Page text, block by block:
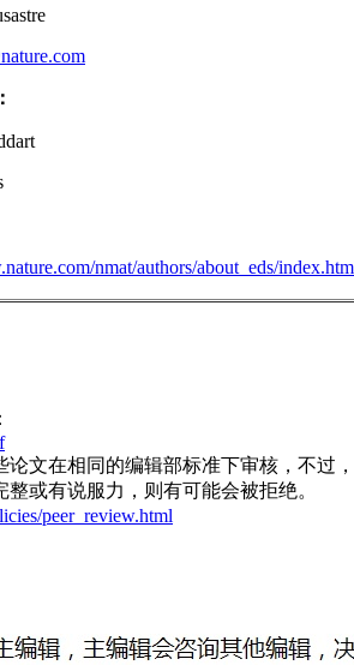
nmat/authors/about_eds/
文在相同的编辑部标准下审核，不过
或有说服力，则有可能会被拒绝。
peer_review.html